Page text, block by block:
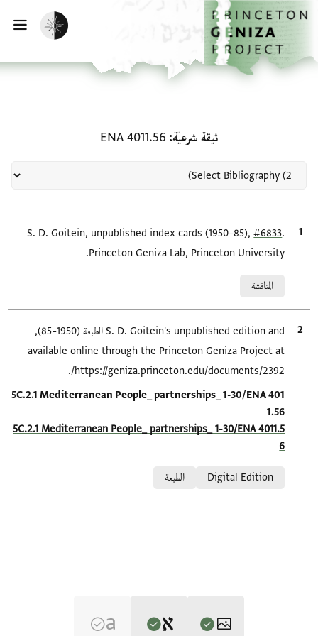
إلى المحتوى الرئيسي
الرئيسية
تفعيل الوضع المظلم
ثيقة شرعيّة ENA 4011.56
الاقتباس المرجعيS. D. Goitein, unpublished index cards (1950–85),#6833
Princeton Geniza Lab, Princeton University.
المناقشة
الاقتباس المرجعي
S. D. Goitein's unpublished edition and الطبعة (1950–85),
available online through the Princeton Geniza Project at
https://geniza.princeton.edu/documents/2392/
.
Location in source
5C.2.1 Mediterranean People_ partnerships_ 1-30/ENA 401
1.56
5C.2.1 Mediterranean People_ partnerships_ 1-30/ENA 4011.5
6
Digital Edition
الطبعة